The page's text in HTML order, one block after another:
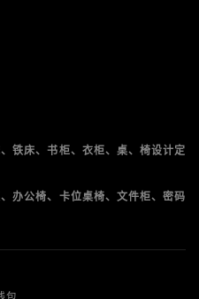
铁床、书柜、衣柜、桌、椅设计定
办公椅、卡位桌椅、文件柜、密码